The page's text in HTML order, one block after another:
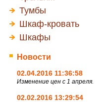
Тумбы
Шкаф-кровать
Шкафы
Новости
02.04.2016 11:36:58
Изменение цен с 1 апреля.
02.02.2016 13:29:54